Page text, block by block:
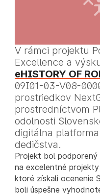
V rámci projektu
Excellence a
eHISTORY OF
09I01-03-V08-
prostriedkov
prostredníctvom
odolnosti
digitálna
dedičstva.
Projekt bol podporený
na excelentné
ktoré získali ocenenie
boli úspešne